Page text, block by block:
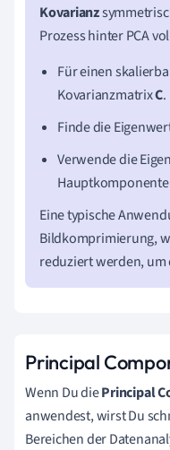
Kovarianz
Prozess hinter PCA
Für einen
KovarianzmatrixC.
Finde die
Verwende die
Eine typische
Bildkomprimierung,
reduziert werden,
Principal
Wenn Du diePrincipal
anwendest, wirst Du
Bereichen der